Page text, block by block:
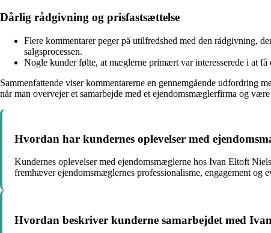
Dårlig rådgivning og prisfastsættelse
Flere kommentarer peger på utilfredshed med den rådgivning,
salgsprocessen.
Nogle kunder følte, at mæglerne primært var interesserede i at
Sammenfattende viser kommentarerne en gennemgående udfordring
når man overvejer et samarbejde med et ejendomsmæglerfirma og
Hvordan har kundernes oplevelser med
Kundernes oplevelser med ejendomsmæglerne hos Ivan Eltoft
fremhæver ejendomsmæglernes professionalisme, engagement og
Hvordan beskriver kunderne samarbejdet med